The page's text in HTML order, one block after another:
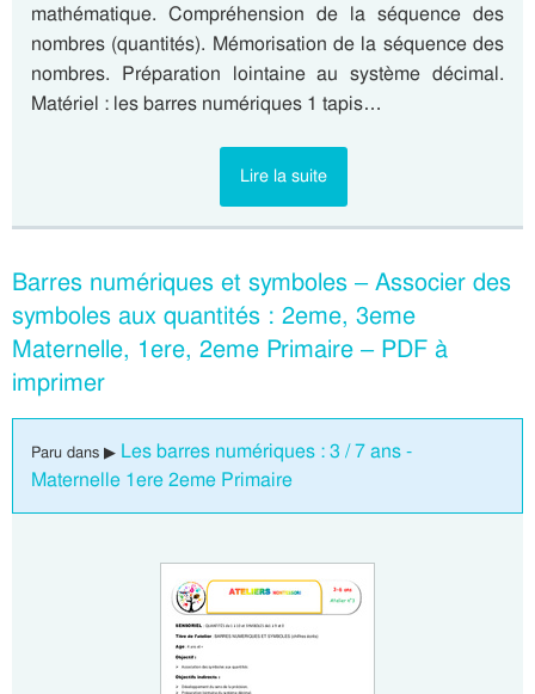
mathématique. Compréhension de la séquence des
nombres (quantités). Mémorisation de la séquence des
nombres. Préparation lointaine au système décimal.
Matériel : les barres numériques 1 tapis…
Lire la suite
Barres numériques et symboles – Associer des
symboles aux quantités : 2eme, 3eme
Maternelle, 1ere, 2eme Primaire – PDF à
imprimer
Paru dans ▶ Les barres numériques : 3 / 7 ans -
Maternelle 1ere 2eme Primaire